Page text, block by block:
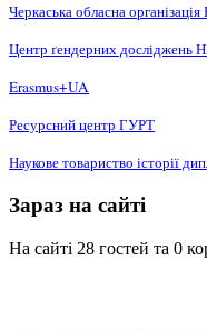
Черкаська обласна
Центр ґендерних досліджень
Erasmus+UA
Ресурсний центр ГУРТ
Наукове товариство історії
Зараз на сайті
На сайті 28 гостей та 0